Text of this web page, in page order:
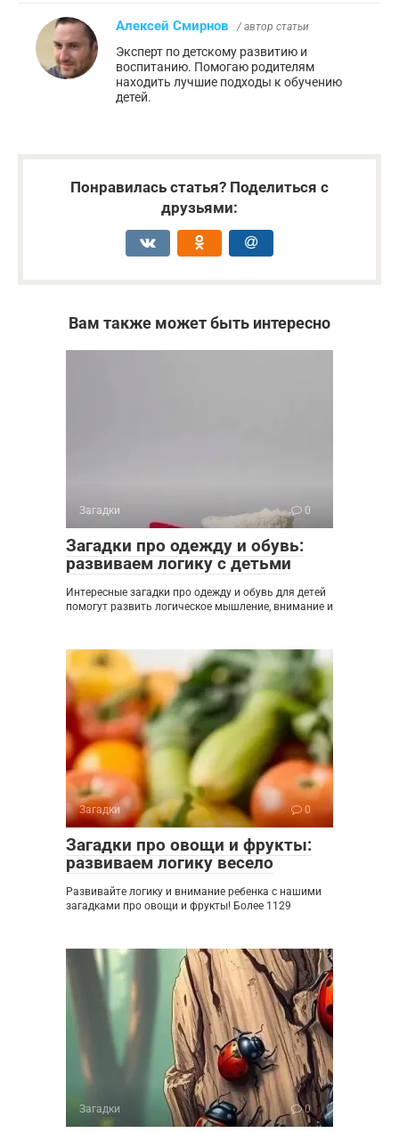
Алексей Смирнов / автор статьи
Эксперт по детскому развитию и
воспитанию. Помогаю родителям
находить лучшие подходы к обучению
детей.
Понравилась статья? Поделиться с
друзьями:
Вам также может быть интересно
Загадки 0
Загадки про одежду и обувь:
развиваем логику с детьми
Интересные загадки про одежду и обувь для детей
помогут развить логическое мышление, внимание и
Загадки 0
Загадки про овощи и фрукты:
развиваем логику весело
Развивайте логику и внимание ребенка с нашими
загадками про овощи и фрукты! Более 1129
Загадки 0